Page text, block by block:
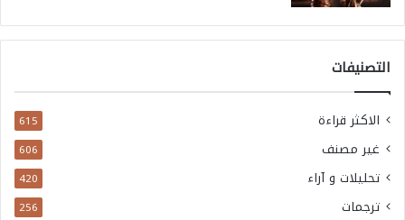
التصنيفات
الاكثر قراءة 615
غير مصنف 606
تحليلات و آراء 420
ترجمات 256